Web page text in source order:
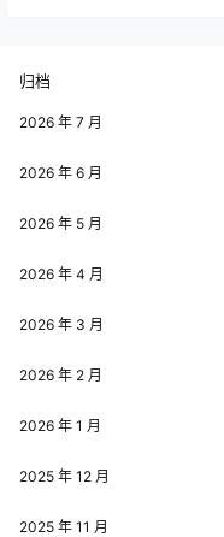
归档
2026 年 7 月
2026 年 6 月
2026 年 5 月
2026 年 4 月
2026 年 3 月
2026 年 2 月
2026 年 1 月
2025 年 12 月
2025 年 11 月